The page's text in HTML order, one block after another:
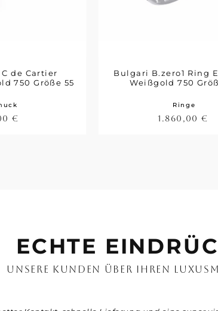
de Cartier
750 Größe 55
€
Ringe
Bulgari B.zero1 Ring
Weißgold 750
1.860,00€
ECHTE
UNSERE KUNDEN ÜBER IHREN